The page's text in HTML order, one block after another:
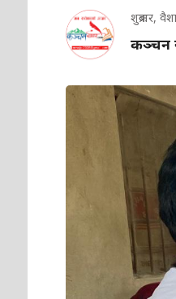
शुक्रबार,
कञ्चन